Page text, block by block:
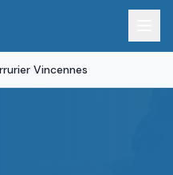
Vincennes